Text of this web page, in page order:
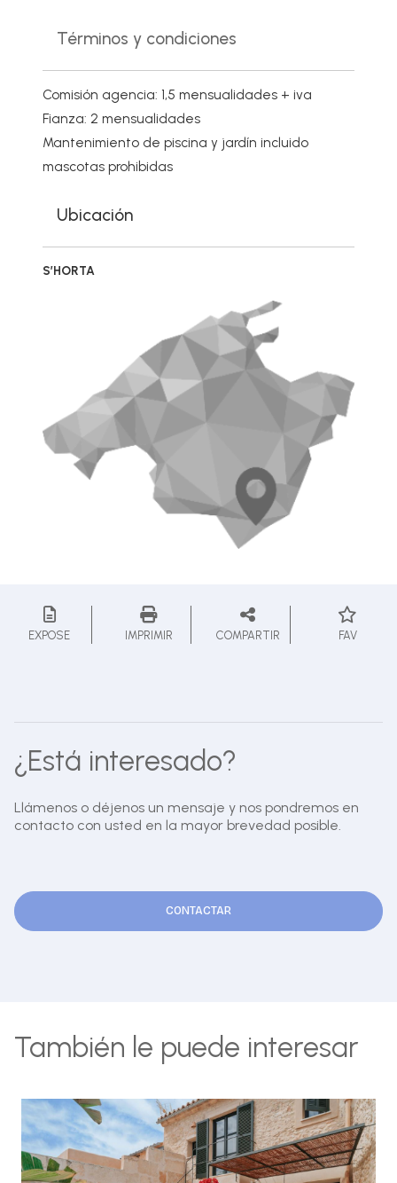
Términos y condiciones
Comisión agencia: 1,5 mensualidades + iva
Fianza: 2 mensualidades
Mantenimiento de piscina y jardín incluido
mascotas prohibidas
Ubicación
S’HORTA
EXPOSE IMPRIMIR COMPARTIR FAV
¿Está interesado?
Llámenos o déjenos un mensaje y nos pondremos en
contacto con usted en la mayor brevedad posible.
CONTACTAR
También le puede interesar